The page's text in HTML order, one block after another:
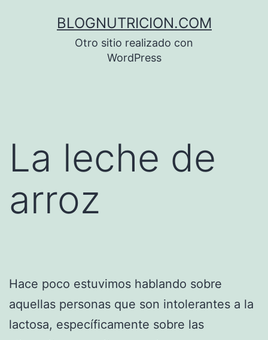
BLOGNUTRICION.COM
Otro sitio realizado con
WordPress
La leche de
arroz
Hace poco estuvimos hablando sobre
aquellas personas que son intolerantes a la
lactosa, específicamente sobre las